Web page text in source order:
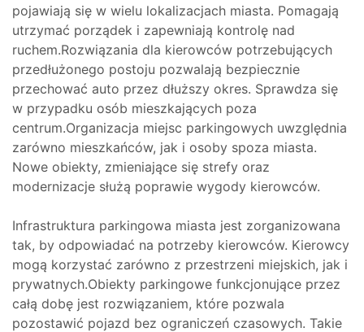
pojawiają się w wielu lokalizacjach miasta. Pomagają
utrzymać porządek i zapewniają kontrolę nad
ruchem.Rozwiązania dla kierowców potrzebujących
przedłużonego postoju pozwalają bezpiecznie
przechować auto przez dłuższy okres. Sprawdza się
w przypadku osób mieszkających poza
centrum.Organizacja miejsc parkingowych uwzględnia
zarówno mieszkańców, jak i osoby spoza miasta.
Nowe obiekty, zmieniające się strefy oraz
modernizacje służą poprawie wygody kierowców.
Infrastruktura parkingowa miasta jest zorganizowana
tak, by odpowiadać na potrzeby kierowców. Kierowcy
mogą korzystać zarówno z przestrzeni miejskich, jak i
prywatnych.Obiekty parkingowe funkcjonujące przez
całą dobę jest rozwiązaniem, które pozwala
pozostawić pojazd bez ograniczeń czasowych. Takie